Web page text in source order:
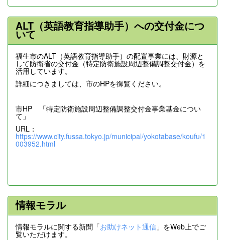
ALT（英語教育指導助手）への交付金につ
いて
福生市のALT（英語教育指導助手）の配置事業には、財源と
して防衛省の交付金（特定防衛施設周辺整備調整交付金）を
活用しています。
詳細につきましては、市のHPを御覧ください。
市HP 「特定防衛施設周辺整備調整交付金事業基金につい
て」
URL：
https://www.city.fussa.tokyo.jp/municipal/yokotabase/koufu/1
003952.html
情報モラル
情報モラルに関する新聞「お助けネット通信 」をWeb上でご
覧いただけます。